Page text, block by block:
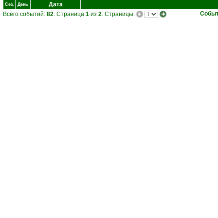
Сез. День
Дата
Всего событий: 82. Страница 1 из 2. Страницы: